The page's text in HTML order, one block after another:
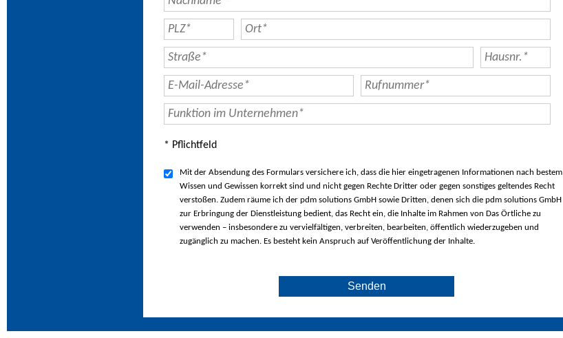
* Pflichtfeld
Mit der Absendung des Formulars versichere ich, dass die hier eingetragenen Informationen nach bestem
Wissen und Gewissen korrekt sind und nicht gegen Rechte Dritter oder gegen sonstiges geltendes Recht
verstoßen. Zudem räume ich der pdm solutions GmbH sowie Dritten, denen sich die pdm solutions GmbH
zur Erbringung der Dienstleistung bedient, das Recht ein, die Inhalte im Rahmen von Das Örtliche zu
verwenden – insbesondere zu vervielfältigen, verbreiten, bearbeiten, öffentlich wiederzugeben und
zugänglich zu machen. Es besteht kein Anspruch auf Veröffentlichung der Inhalte.
Senden